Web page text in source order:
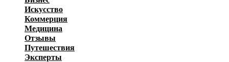
Искусство
Коммерция
Медицина
Отзывы
Путешествия
Эксперты